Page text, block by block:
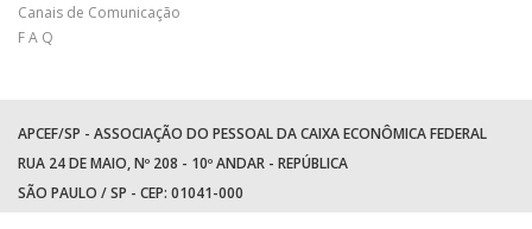
Canais de Comunicação
F A Q
APCEF/SP - ASSOCIAÇÃO DO PESSOAL DA CAIXA ECONÔMICA FEDERAL
RUA 24 DE MAIO, Nº 208 - 10º ANDAR - REPÚBLICA
SÃO PAULO / SP - CEP: 01041-000